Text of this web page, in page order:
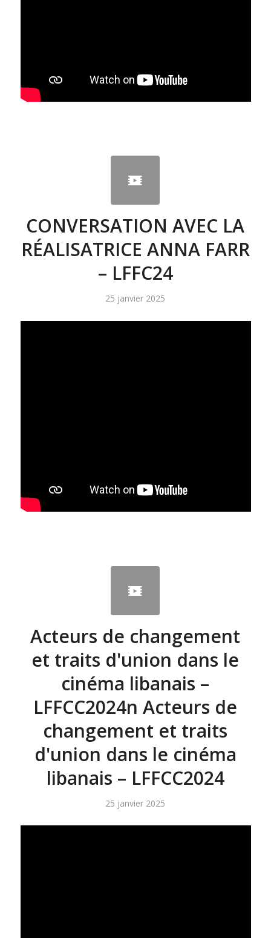
CONVERSATION AVEC LA
RÉALISATRICE ANNA FARR
– LFFC24
25 janvier 2025
Acteurs de changement
et traits d'union dans le
cinéma libanais –
LFFCC2024n Acteurs de
changement et traits
d'union dans le cinéma
libanais – LFFCC2024
25 janvier 2025